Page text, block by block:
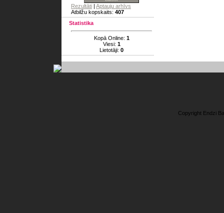
Rezultāti | Aptauju arhīvs
Atbilžu kopskaits: 407
Statistika
Kopā Online: 1
Viesi: 1
Lietotāji: 0
Copyright Endzi